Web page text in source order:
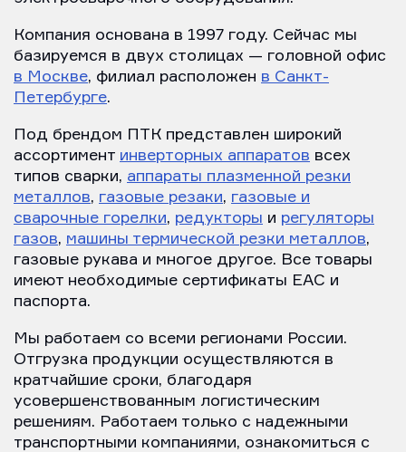
Компания основана в 1997 году. Сейчас мы
базируемся в двух столицах — головной офис
в Москве, филиал расположен в Санкт-
Петербурге.
Под брендом ПТК представлен широкий
ассортимент инверторных аппаратов всех
типов сварки, аппараты плазменной резки
металлов, газовые резаки, газовые и
сварочные горелки, редукторы и регуляторы
газов, машины термической резки металлов,
газовые рукава и многое другое. Все товары
имеют необходимые сертификаты EAC и
паспорта.
Мы работаем со всеми регионами России.
Отгрузка продукции осуществляются в
кратчайшие сроки, благодаря
усовершенствованным логистическим
решениям. Работаем только с надежными
транспортными компаниями, ознакомиться с